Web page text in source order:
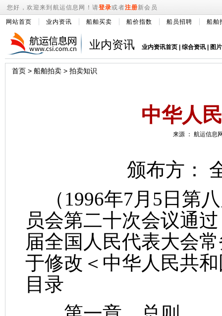
您好，欢迎来到航运信息网！请登录或者注册新会员
网站首页 业内资讯 船舶买卖 船价指数 船员招聘 船舶
业内资讯 业内资讯首页 综合资讯 图
首页 > 船舶拍卖 > 拍卖知识
中华人
来源 ： 航运信
颁布方：
（1996年7月5日第
员会第二十次会议通
届全国人民代表大会
于修改＜中华人民共
目录